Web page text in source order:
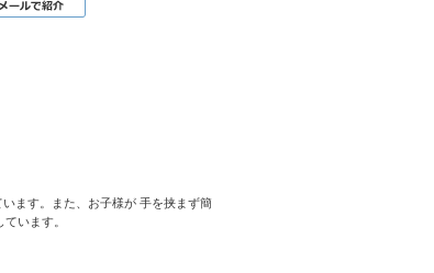
ます。また、お子様が 手を挟まず簡
います。